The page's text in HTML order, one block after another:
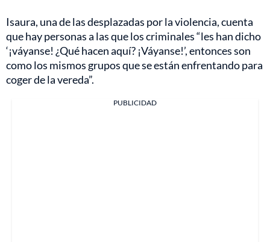
Isaura, una de las desplazadas por la violencia, cuenta
que hay personas a las que los criminales “les han dicho
‘¡váyanse! ¿Qué hacen aquí? ¡Váyanse!’, entonces son
como los mismos grupos que se están enfrentando para
coger de la vereda”.
PUBLICIDAD